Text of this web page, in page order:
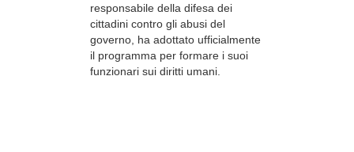
responsabile della difesa dei
cittadini contro gli abusi del
governo, ha adottato ufficialmente
il programma per formare i suoi
funzionari sui diritti umani.